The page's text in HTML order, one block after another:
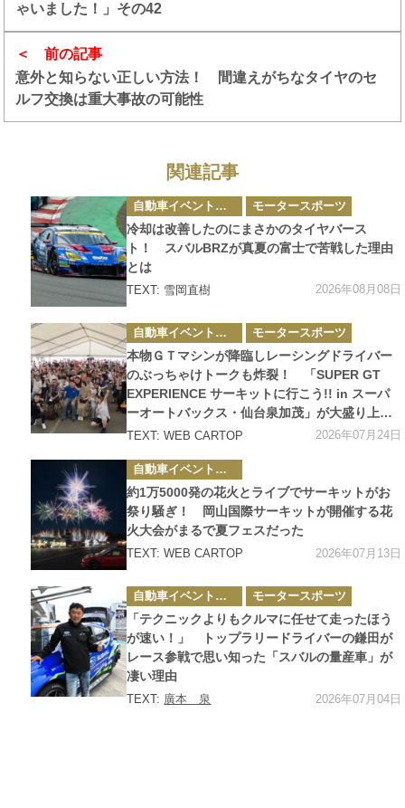
前の記事
意外と知らない正しい方法！ 間違えがちなタイヤのセ
ルフ交換は重大事故の可能性
ゃいました！」その42
関連記事
カ
テ
ゴ
リ
ー
自動車イベント・カーイベント モータースポーツ
冷却は改善したのにまさかのタイヤバース
ト！ スバルBRZが真夏の富士で苦戦した理由
とは
TEXT: 雪岡直樹 2026年08月08日
カ
テ
ゴ
リ
ー
自動車イベント・カーイベント モータースポーツ
本物ＧＴマシンが降臨しレーシングドライバー
のぶっちゃけトークも炸裂！ 「SUPER GT
EXPERIENCE サーキットに行こう!! in スーパ
ーオートバックス・仙台泉加茂」が大盛り上が
りすぎた
TEXT: WEB CARTOP 2026年07月24日
カ
テ
ゴ
リ
ー
自動車イベント・カーイベント
約1万5000発の花火とライブでサーキットがお
祭り騒ぎ！ 岡山国際サーキットが開催する花
火大会がまるで夏フェスだった
TEXT: WEB CARTOP 2026年07月13日
カ
テ
ゴ
リ
ー
自動車イベント・カーイベント モータースポーツ
「テクニックよりもクルマに任せて走ったほう
が速い！」 トップラリードライバーの鎌田が
レース参戦で思い知った「スバルの量産車」が
凄い理由
TEXT: 廣本 泉 2026年07月04日